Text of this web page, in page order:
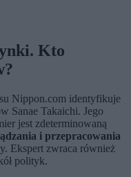
Kto
Nippon.com identyfikuje
Sanae Takaichi. Jego
jest zdeterminowaną
i przepracowania
Ekspert zwraca również
polityk.